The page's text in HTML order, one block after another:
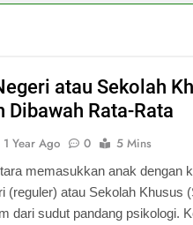
atau Sekolah
Dibawah Rata-Rata
1 Year Ago 0 5 Mins
memasukkan anak dengan
(reguler) atau Sekolah Khusus
dari sudut pandang psikologi.